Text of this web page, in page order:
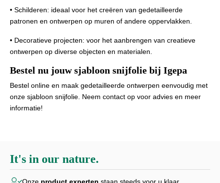
• Schilderen: ideaal voor het creëren van gedetailleerde
patronen en ontwerpen op muren of andere oppervlakken.
• Decoratieve projecten: voor het aanbrengen van creatieve
ontwerpen op diverse objecten en materialen.
Bestel nu jouw sjabloon snijfolie bij Igepa
Bestel online en maak gedetailleerde ontwerpen eenvoudig met
onze sjabloon snijfolie. Neem contact op voor advies en meer
informatie!
It's in our nature.